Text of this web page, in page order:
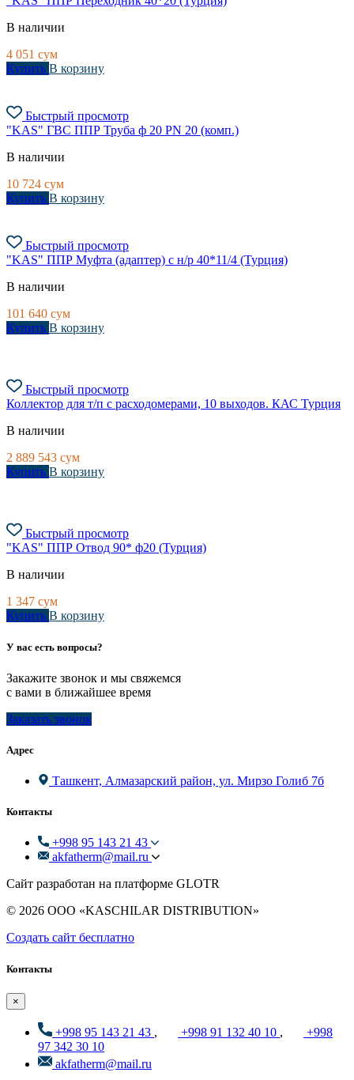
В наличии
4 051 сум
Купить В корзину
Быстрый просмотр
"KAS" ГВС ППР Труба ф 20 PN 20 (комп.)
В наличии
10 724 сум
Купить В корзину
Быстрый просмотр
"KAS" ППР Муфта (адаптер) с н/р 40*11/4 (Турция)
В наличии
101 640 сум
Купить В корзину
Быстрый просмотр
Коллектор для т/п с расходомерами, 10 выходов. КАС Турция
В наличии
2 889 543 сум
Купить В корзину
Быстрый просмотр
"KAS" ППР Отвод 90* ф20 (Турция)
В наличии
1 347 сум
Купить В корзину
У вас есть вопросы?
Закажите звонок и мы свяжемся
с вами в ближайшее время
Заказать звонок
Адрес
Ташкент, Алмазарский район, ул. Мирзо Голиб 7б
Контакты
+998 95 143 21 43
akfatherm@mail.ru
Сайт разработан на платформе GLOTR
© 2026 ООО «KASCHILAR DISTRIBUTION»
Создать cайт бесплатно
Контакты
×
+998 95 143 21 43 , +998 91 132 40 10 ,
+998
97 342 30 10
akfatherm@mail.ru